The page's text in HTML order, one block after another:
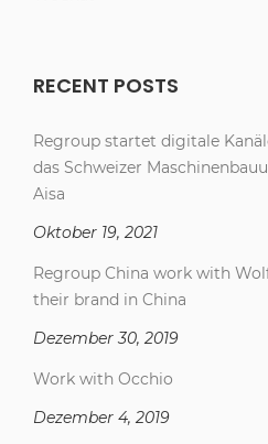
RECENT POSTS
Regroup startet digitale
das Schweizer
Aisa
Oktober 19, 2021
Regroup China work with
their brand in China
Dezember 30, 2019
Work with Occhio
Dezember 4, 2019